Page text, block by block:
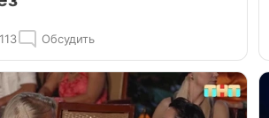
113 Обсудить